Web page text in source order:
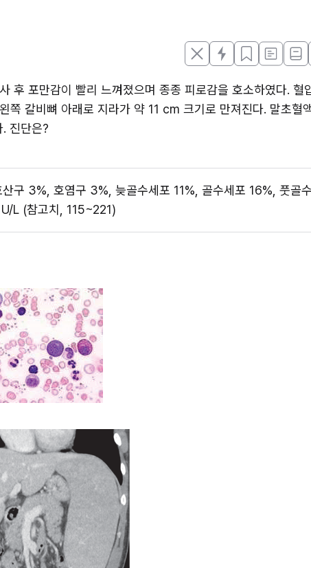
후 포만감이 빨리 느껴졌으며 종종 피로감을 호소하였다. 혈
갈비뼈 아래로 지라가 약 11 cm 크기로 만져진다. 말초혈
진단은?
구 3%, 호염구 3%, 늦골수세포 11%, 골수세포 16%, 풋골
L (참고치, 115~221)